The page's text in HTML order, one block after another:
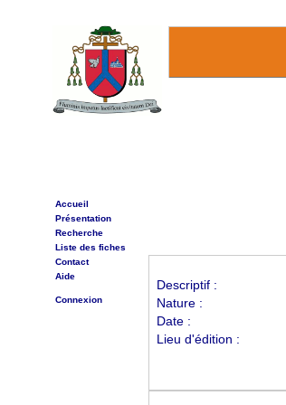
Accueil
Présentation
Recherche
Liste des fiches
Contact
Aide
Connexion
Descriptif :
Nature :
Date :
Lieu d'édition :